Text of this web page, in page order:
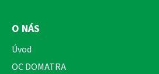
O NÁS
Úvod
OC DOMATRA